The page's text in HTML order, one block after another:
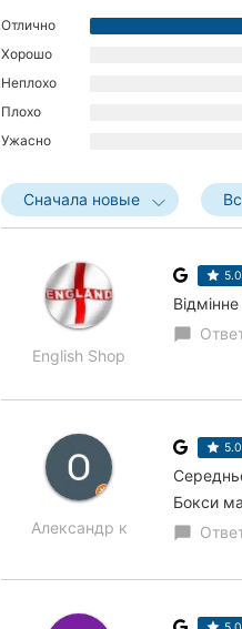
Отлично
Хорошо
Неплохо
Плохо
Ужасно
Сначала новые
English Shop
5.0
chat_bubble
Александр к
5.0
Бокси
chat_bubble